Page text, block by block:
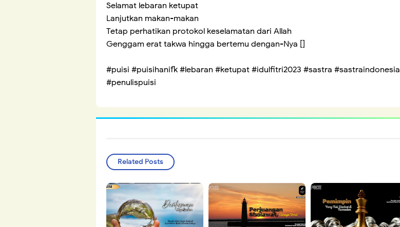
Selamat lebaran ketupat
Lanjutkan makan-makan
Tetap perhatikan protokol keselamatan dari Allah
Genggam erat takwa hingga bertemu dengan-Nya []
#puisi #puisihanifk #lebaran #ketupat #idulfitri2023 #sastra #sastraindonesia
#penulispuisi
Related Posts